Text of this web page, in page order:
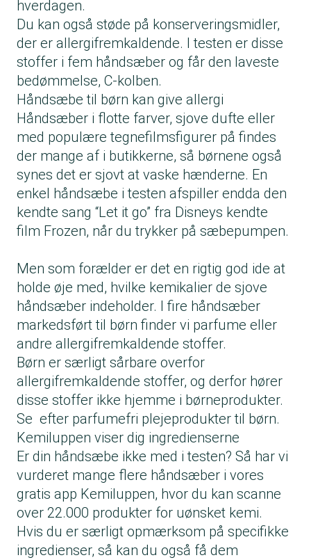
hverdagen.
Du kan også støde på konserveringsmidler,
der er allergifremkaldende. I testen er disse
stoffer i fem håndsæber og får den laveste
bedømmelse, C-kolben.
Håndsæbe til børn kan give allergi
Håndsæber i flotte farver, sjove dufte eller
med populære tegnefilmsfigurer på findes
der mange af i butikkerne, så børnene også
synes det er sjovt at vaske hænderne. En
enkel håndsæbe i testen afspiller endda den
kendte sang “Let it go” fra Disneys kendte
film Frozen, når du trykker på sæbepumpen.
Men som forælder er det en rigtig god ide at
holde øje med, hvilke kemikalier de sjove
håndsæber indeholder. I fire håndsæber
markedsført til børn finder vi parfume eller
andre allergifremkaldende stoffer.
Børn er særligt sårbare overfor
allergifremkaldende stoffer, og derfor hører
disse stoffer ikke hjemme i børneprodukter.
Se efter parfumefri plejeprodukter til børn.
Kemiluppen viser dig ingredienserne
Er din håndsæbe ikke med i testen? Så har vi
vurderet mange flere håndsæber i vores
gratis app Kemiluppen, hvor du kan scanne
over 22.000 produkter for uønsket kemi.
Hvis du er særligt opmærksom på specifikke
ingredienser, så kan du også få dem